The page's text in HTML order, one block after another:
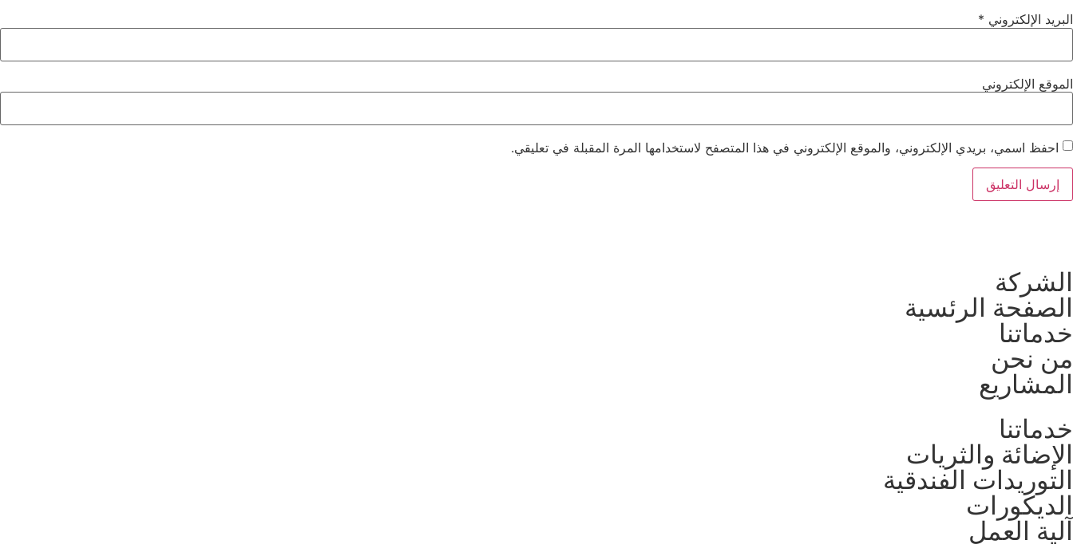
البريد الإلكتروني *
الموقع الإلكتروني
احفظ اسمي، بريدي الإلكتروني، والموقع الإلكتروني في هذا المتصفح لاستخدامها المرة المقبلة في تعليقي.
الشركة
الصفحة الرئسية
خدماتنا
من نحن
المشاريع
خدماتنا
الإضائة والثريات
التوريدات الفندقية
الديكورات
آلية العمل